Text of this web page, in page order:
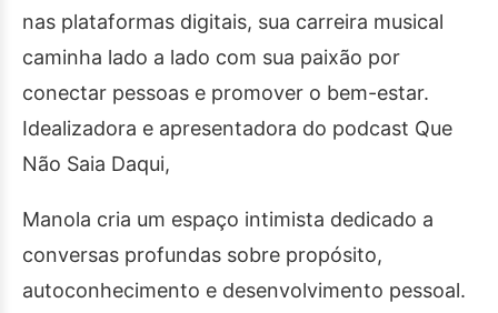
nas plataformas digitais, sua carreira musical
caminha lado a lado com sua paixão por
conectar pessoas e promover o bem-estar.
Idealizadora e apresentadora do podcast Que
Não Saia Daqui,
Manola cria um espaço intimista dedicado a
conversas profundas sobre propósito,
autoconhecimento e desenvolvimento pessoal.